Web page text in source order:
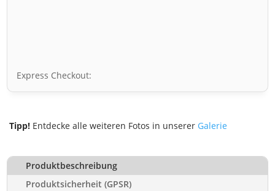
Express Checkout:
Tipp! Entdecke alle weiteren Fotos in unserer Galerie
Produktbeschreibung
Produktsicherheit (GPSR)